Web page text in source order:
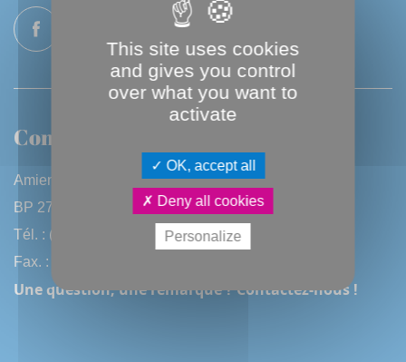
Contactez-nous
Amiens Métropole
BP 2720 - 80027 Amiens CEDEX
Tél. : (33) 3 22 97 40 40
Fax. : (33) 3 22 97 42 53
Une question, une remarque ? Contactez-nous !
This site uses cookies
and gives you control
over what you want to
activate
OK, accept all
Deny all cookies
Personalize